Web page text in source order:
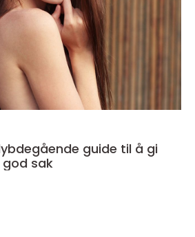
guide til å gi
sak